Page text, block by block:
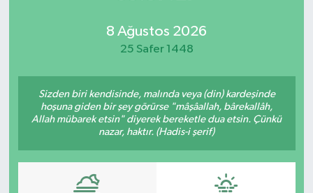
8 Ağustos 2026
25 Safer 1448
Sizden biri kendisinde, malında veya (din) kardeşinde
hoşuna giden bir şey görürse "mâşâallah, bârekallâh,
Allah mübarek etsin" diyerek bereketle dua etsin. Çünkü
nazar, haktır. (Hadis-i şerif)
Yaşam